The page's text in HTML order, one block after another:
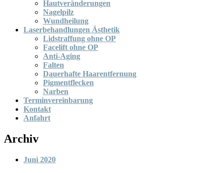
Hautveränderungen
Nagelpilz
Wundheilung
Laserbehandlungen Ästhetik
Lidstraffung ohne OP
Facelift ohne OP
Anti-Aging
Falten
Dauerhafte Haarentfernung
Pigmentflecken
Narben
Terminvereinbarung
Kontakt
Anfahrt
Archiv
Juni 2020